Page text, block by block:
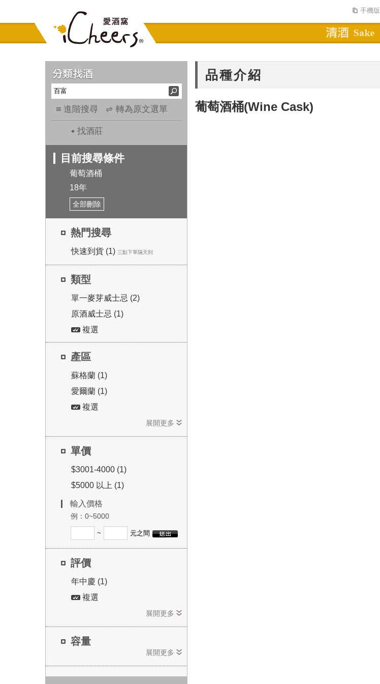
手機版
進階搜尋 轉為原文選單
找酒莊
目前搜尋條件
葡萄酒桶
18年
全部刪除
熱門搜尋
快速到貨 (1) 三點下單隔天到
類型
單一麥芽威士忌 (2)
原酒威士忌 (1)
複選
產區
蘇格蘭 (1)
愛爾蘭 (1)
複選
展開更多
單價
$3001-4000 (1)
$5000 以上 (1)
輸入價格
例：0~5000
~ 元之間
評價
年中慶 (1)
複選
展開更多
容量
展開更多
品種介紹
葡萄酒桶(Wine Cask)